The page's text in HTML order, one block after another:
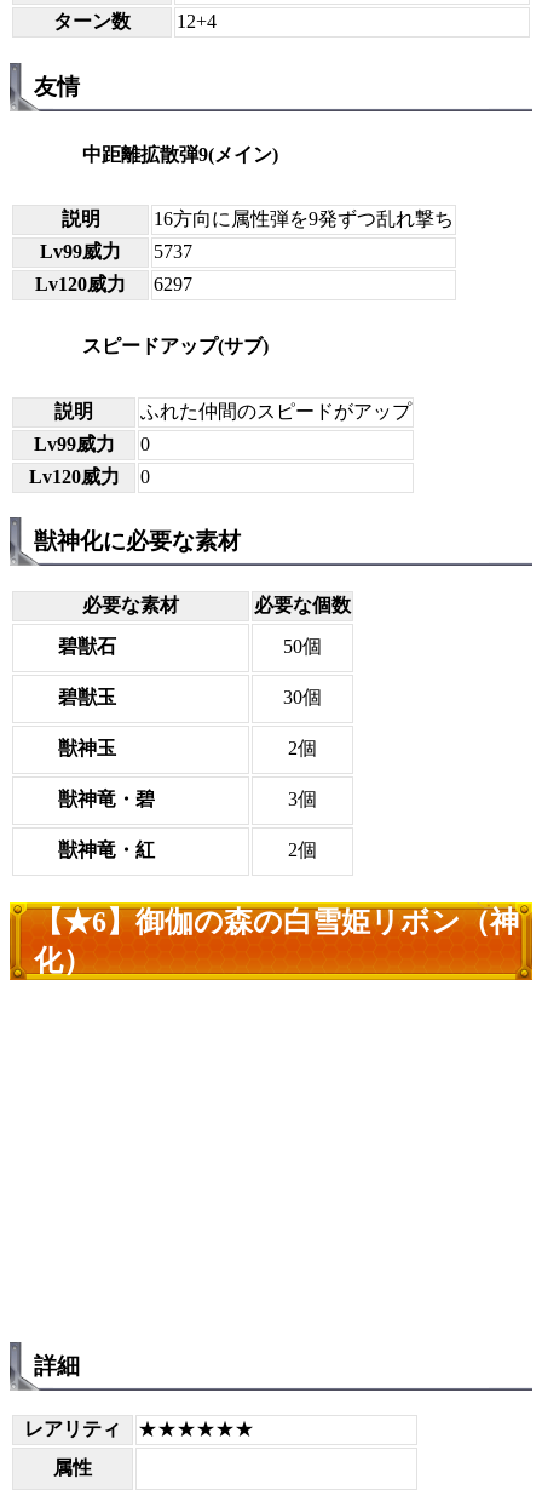
ターン数
12+4
友情
中距離拡散弾9(メイン)
説明
16方向に属性弾を9発ずつ乱れ撃ち
Lv99威力
5737
Lv120威力
6297
スピードアップ(サブ)
説明
ふれた仲間のスピードがアップ
Lv99威力
0
Lv120威力
0
獣神化に必要な素材
必要な素材
必要な個数
碧獣石
50個
碧獣玉 30個
獣神玉 2個
獣神竜・碧 3個
獣神竜・紅 2個
【★6】御伽の森の白雪姫リボン（神
化）
詳細
レアリティ
★★★★★★
属性